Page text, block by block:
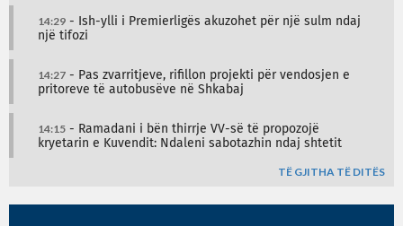
14:29 - Ish-ylli i Premierligës akuzohet për një sulm ndaj
një tifozi
14:27 - Pas zvarritjeve, rifillon projekti për vendosjen e
pritoreve të autobusëve në Shkabaj
14:15 - Ramadani i bën thirrje VV-së të propozojë
kryetarin e Kuvendit: Ndaleni sabotazhin ndaj shtetit
TË GJITHA TË DITËS